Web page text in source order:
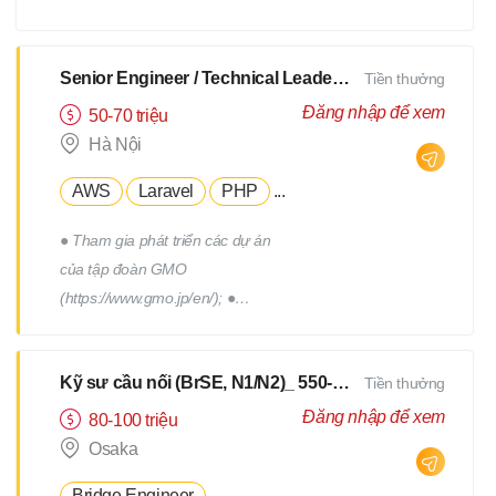
xây dựng thương hiệu tuyển
triển, quản lý đội ngũ Hr
Freelance của Devwork
Senior Engineer / Technical Leader - N2 Tiếng Nhật - Lương upto $3000
50-70 triệu
Hà Nội
AWS Laravel PHP ...
● Tham gia phát triển các dự án
của tập đoàn GMO
(https://www.gmo.jp/en/); ●
cùng với đội phát triển thuộc
phòng R&D của tập đoàn; ●
Phối hợp với các thành viên
Tiền thưởng
Đăng nhập để xem
Kỹ sư cầu nối (BrSE, N1/N2)_ 550-750Man
80-100 triệu
Osaka
Tiền thưởng
Đăng nhập để xem